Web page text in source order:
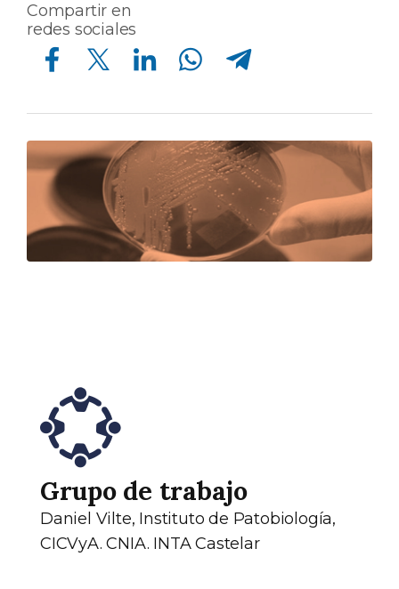
Compartir en
redes sociales
Compartir en Facebook Compartir en Twitter Compartir en Linkedin Compartir en Whatsapp Compartir en Telegram
Grupo de trabajo
Daniel Vilte, Instituto de Patobiología,
CICVyA. CNIA. INTA Castelar